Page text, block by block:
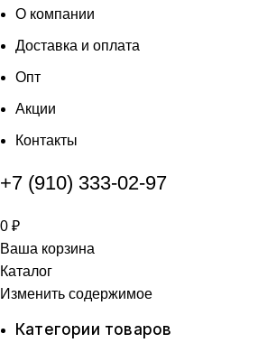
О компании
Доставка и оплата
Опт
Акции
Контакты
+7 (910) 333-02-97
0 ₽
Ваша корзина
Каталог
Изменить содержимое
Категории товаров